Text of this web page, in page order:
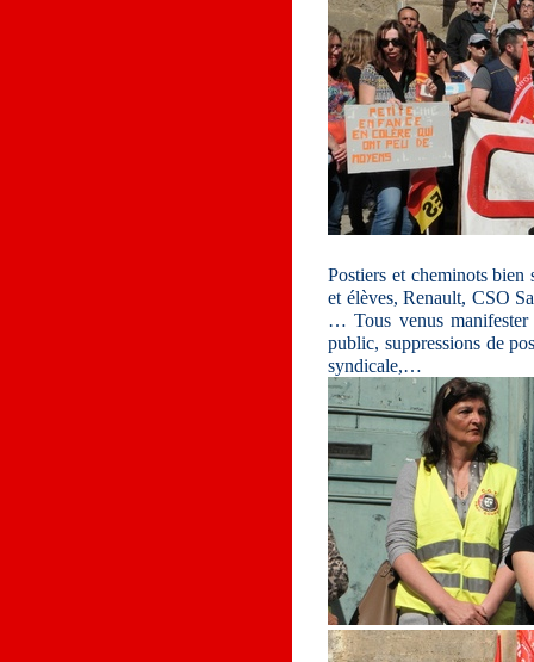
Postiers et cheminots bien
et élèves, Renault, CSO
… Tous venus manifester
public, suppressions de
syndicale,…